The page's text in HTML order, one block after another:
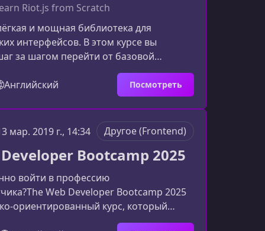
Riot.js from Scratch
и мощная библиотека для
интерфейсов. В этом курсе вы
за шагом перейти от базовой
до разработки полноценных
веб‑приложений. Курс
разработчикам, которые хотят
Riot и начать применять его в
вы изучите в процессе
структурирован так,
погрузить вас в экосистем
Английский Посмотреть
мар. 2019 г., 14:34 Другое (Frontend)
Bootcamp 2025
войти в профессию
Web Developer Bootcamp 2025
курс, который
технологии, реальные